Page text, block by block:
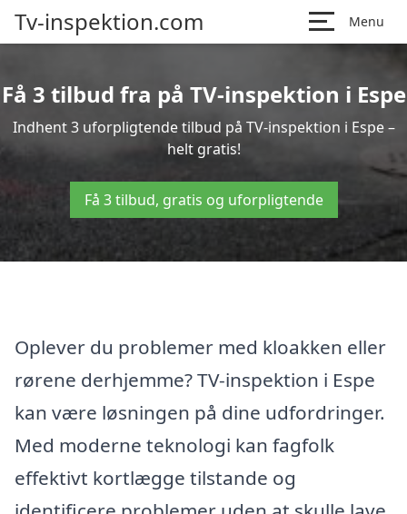
Tv-inspektion.com Menu
Få 3 tilbud fra på TV-inspektion i Espe
Indhent 3 uforpligtende tilbud på TV-inspektion i Espe –
helt gratis!
Få 3 tilbud, gratis og uforpligtende
Oplever du problemer med kloakken eller
rørene derhjemme? TV-inspektion i Espe
kan være løsningen på dine udfordringer.
Med moderne teknologi kan fagfolk
effektivt kortlægge tilstande og